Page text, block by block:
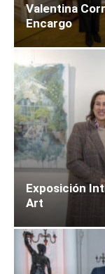
Valentina
Encargo
Exposición
Art